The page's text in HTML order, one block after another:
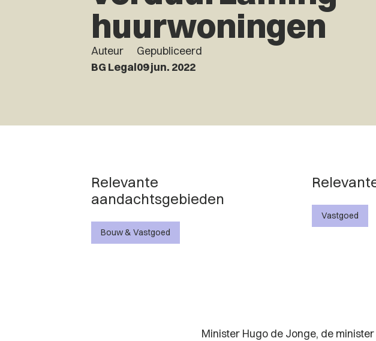
huurwoningen
Auteur
BG Legal
Gepubliceerd
09 jun. 2022
Relevante
aandachtsgebieden
Bouw & Vastgoed
Vastgoed
Minister Hugo de Jonge, de